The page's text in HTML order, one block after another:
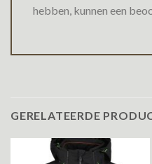
hebben, kunnen een
GERELATEERDE